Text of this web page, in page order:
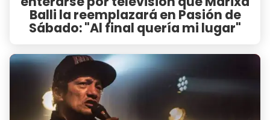
Balli la reemplazará en Pasión de
Sábado: "Al final quería mi lugar"